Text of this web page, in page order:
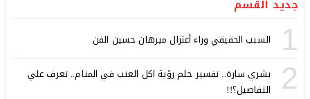
جديد القسم
1 السبب الحقيقي وراء أعتزال ميرهان حسين الفن
2
بشري سارة.. تفسير حلم رؤية اكل العنب في المنام.. تعرف علي
التفاصيل؟!!